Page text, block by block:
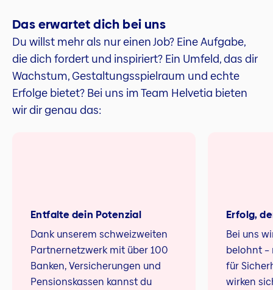
Das erwartet dich bei uns
Du willst mehr als nur einen Job? Eine Aufgabe,
die dich fordert und inspiriert? Ein Umfeld, das dir
Wachstum, Gestaltungsspielraum und echte
Erfolge bietet? Bei uns im Team Helvetia bieten
wir dir genau das:
Entfalte dein Potenzial
Dank unserem schweizweiten
Partnernetzwerk mit über 100
Banken, Versicherungen und
Pensionskassen kannst du
Erfolg,
Bei uns
belohnt
für
wirken